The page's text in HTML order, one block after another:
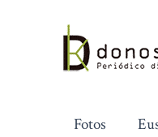
contenido
Fotos